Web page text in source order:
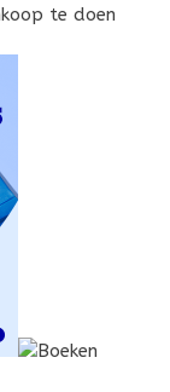
te doen